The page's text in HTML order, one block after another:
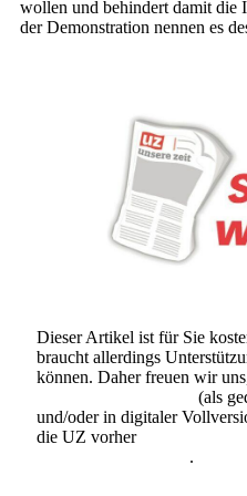
wollen und behindert damit die
der Demonstration nennen es
Dieser Artikel ist für Sie
braucht allerdings
können. Daher freuen wir
(als
und/oder in digitaler
die UZ vorher
.